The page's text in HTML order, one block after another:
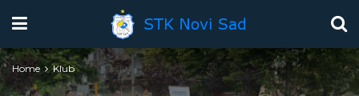
Home Klub